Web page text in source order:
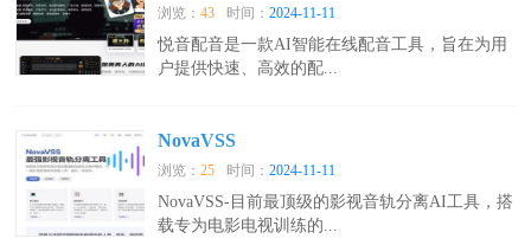
浏览：43 时间：2024-11-11
悦音配音是一款AI智能在线配音工具，旨在为用
户提供快速、高效的配...
NovaVSS
浏览：25 时间：2024-11-11
NovaVSS-目前最顶级的影视音轨分离AI工具，搭
载专为电影电视训练的...